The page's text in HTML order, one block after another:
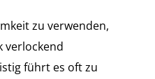
zu verwenden,
verlockend
führt es oft zu